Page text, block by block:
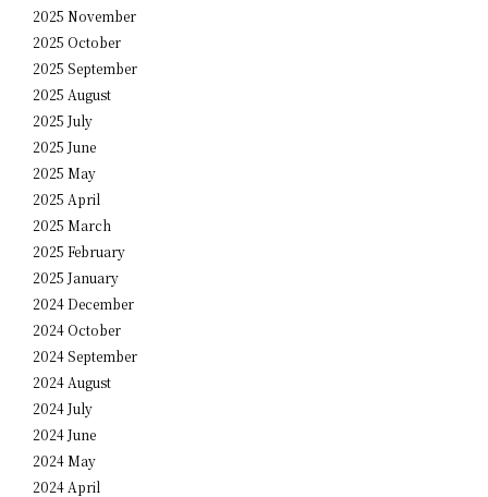
2025 November
2025 October
2025 September
2025 August
2025 July
2025 June
2025 May
2025 April
2025 March
2025 February
2025 January
2024 December
2024 October
2024 September
2024 August
2024 July
2024 June
2024 May
2024 April